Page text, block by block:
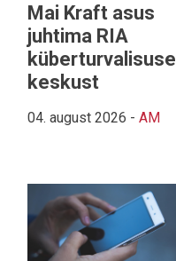
Mai Kraft asus
juhtima RIA
küberturvalisuse
keskust
04. august 2026 - AM